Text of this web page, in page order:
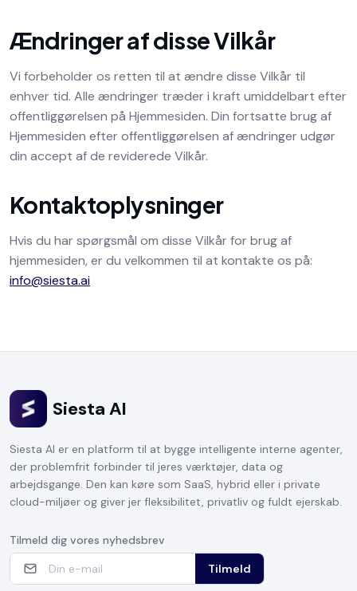
Ændringer af disse Vilkår
Vi forbeholder os retten til at ændre disse Vilkår til
enhver tid. Alle ændringer træder i kraft umiddelbart efter
offentliggørelsen på Hjemmesiden. Din fortsatte brug af
Hjemmesiden efter offentliggørelsen af ændringer udgør
din accept af de reviderede Vilkår.
Kontaktoplysninger
Hvis du har spørgsmål om disse Vilkår for brug af
hjemmesiden, er du velkommen til at kontakte os på:
info@siesta.ai
Siesta AI
Siesta AI er en platform til at bygge intelligente interne agenter,
der problemfrit forbinder til jeres værktøjer, data og
arbejdsgange. Den kan køre som SaaS, hybrid eller i private
cloud-miljøer og giver jer fleksibilitet, privatliv og fuldt ejerskab.
Tilmeld dig vores nyhedsbrev
Tilmeld